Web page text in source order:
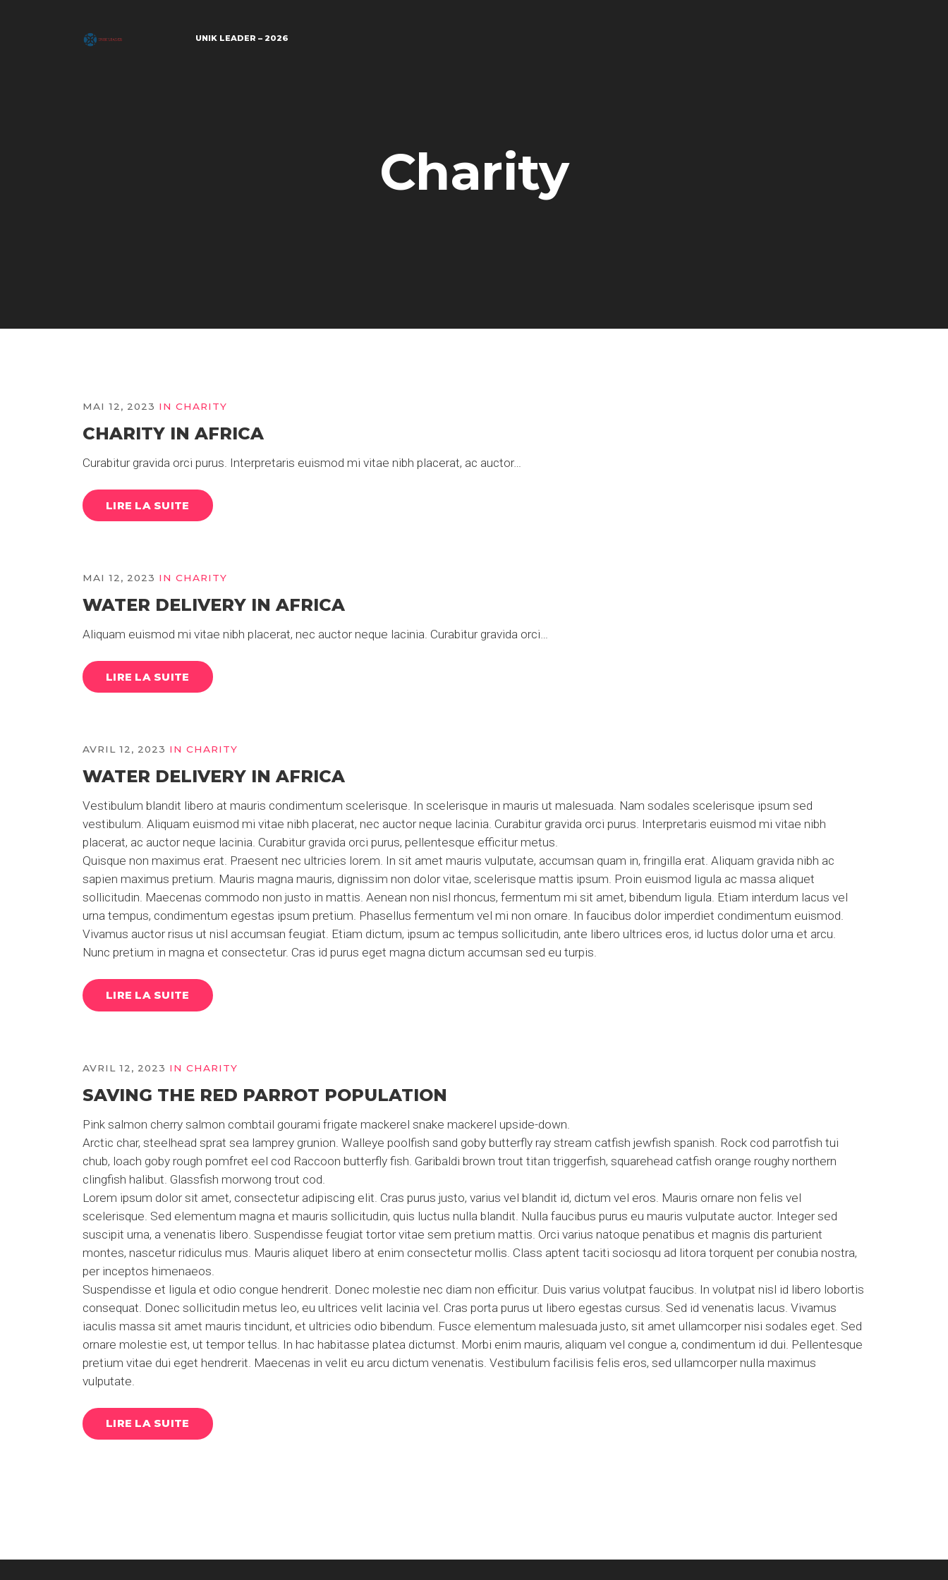
UNIK LEADER – 2026
Charity
MAI 12, 2023 IN CHARITY
CHARITY IN AFRICA
Curabitur gravida orci purus. Interpretaris euismod mi vitae nibh placerat, ac auctor…
LIRE LA SUITE
MAI 12, 2023 IN CHARITY
WATER DELIVERY IN AFRICA
Aliquam euismod mi vitae nibh placerat, nec auctor neque lacinia. Curabitur gravida orci…
LIRE LA SUITE
AVRIL 12, 2023 IN CHARITY
WATER DELIVERY IN AFRICA
Vestibulum blandit libero at mauris condimentum scelerisque. In scelerisque in mauris ut malesuada. Nam sodales scelerisque ipsum sed
vestibulum. Aliquam euismod mi vitae nibh placerat, nec auctor neque lacinia. Curabitur gravida orci purus. Interpretaris euismod mi vitae nibh
placerat, ac auctor neque lacinia. Curabitur gravida orci purus, pellentesque efficitur metus.
Quisque non maximus erat. Praesent nec ultricies lorem. In sit amet mauris vulputate, accumsan quam in, fringilla erat. Aliquam gravida nibh ac
sapien maximus pretium. Mauris magna mauris, dignissim non dolor vitae, scelerisque mattis ipsum. Proin euismod ligula ac massa aliquet
sollicitudin. Maecenas commodo non justo in mattis. Aenean non nisl rhoncus, fermentum mi sit amet, bibendum ligula. Etiam interdum lacus vel
urna tempus, condimentum egestas ipsum pretium. Phasellus fermentum vel mi non ornare. In faucibus dolor imperdiet condimentum euismod.
Vivamus auctor risus ut nisl accumsan feugiat. Etiam dictum, ipsum ac tempus sollicitudin, ante libero ultrices eros, id luctus dolor urna et arcu.
Nunc pretium in magna et consectetur. Cras id purus eget magna dictum accumsan sed eu turpis.
LIRE LA SUITE
AVRIL 12, 2023 IN CHARITY
SAVING THE RED PARROT POPULATION
Pink salmon cherry salmon combtail gourami frigate mackerel snake mackerel upside-down.
Arctic char, steelhead sprat sea lamprey grunion. Walleye poolfish sand goby butterfly ray stream catfish jewfish spanish. Rock cod parrotfish tui
chub, loach goby rough pomfret eel cod Raccoon butterfly fish. Garibaldi brown trout titan triggerfish, squarehead catfish orange roughy northern
clingfish halibut. Glassfish morwong trout cod.
Lorem ipsum dolor sit amet, consectetur adipiscing elit. Cras purus justo, varius vel blandit id, dictum vel eros. Mauris ornare non felis vel
scelerisque. Sed elementum magna et mauris sollicitudin, quis luctus nulla blandit. Nulla faucibus purus eu mauris vulputate auctor. Integer sed
suscipit urna, a venenatis libero. Suspendisse feugiat tortor vitae sem pretium mattis. Orci varius natoque penatibus et magnis dis parturient
montes, nascetur ridiculus mus. Mauris aliquet libero at enim consectetur mollis. Class aptent taciti sociosqu ad litora torquent per conubia nostra,
per inceptos himenaeos.
Suspendisse et ligula et odio congue hendrerit. Donec molestie nec diam non efficitur. Duis varius volutpat faucibus. In volutpat nisl id libero lobortis
consequat. Donec sollicitudin metus leo, eu ultrices velit lacinia vel. Cras porta purus ut libero egestas cursus. Sed id venenatis lacus. Vivamus
iaculis massa sit amet mauris tincidunt, et ultricies odio bibendum. Fusce elementum malesuada justo, sit amet ullamcorper nisi sodales eget. Sed
ornare molestie est, ut tempor tellus. In hac habitasse platea dictumst. Morbi enim mauris, aliquam vel congue a, condimentum id dui. Pellentesque
pretium vitae dui eget hendrerit. Maecenas in velit eu arcu dictum venenatis. Vestibulum facilisis felis eros, sed ullamcorper nulla maximus
vulputate.
LIRE LA SUITE